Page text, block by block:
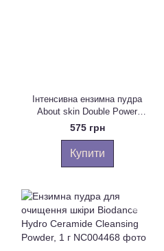
Інтенсивна ензимна пудра
About skin Double Power
Enzyme Powder, 70 г
575 грн
Купити